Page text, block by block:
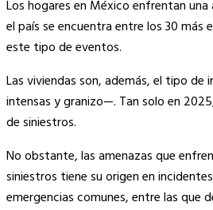
Los hogares en México enfrentan
el país se encuentra entre los 30
este tipo de eventos.
Las viviendas son, además, el tipo
intensas y granizo—. Tan solo en
de siniestros.
No obstante, las amenazas que
siniestros tiene su origen en
emergencias comunes, entre las que